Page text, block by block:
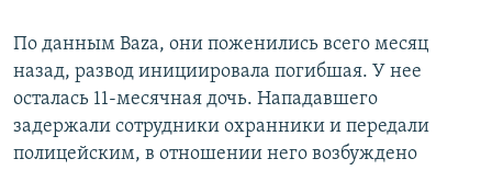
По данным Baza, они поженились всего месяц
назад, развод инициировала погибшая. У нее
осталась 11-месячная дочь. Нападавшего
задержали сотрудники охранники и передали
полицейским, в отношении него возбуждено